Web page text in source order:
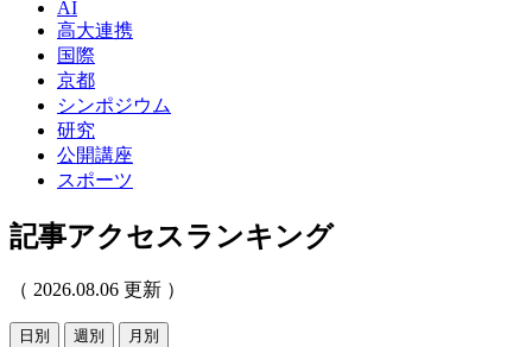
AI
高大連携
国際
京都
シンポジウム
研究
公開講座
スポーツ
記事アクセスランキング
（ 2026.08.06 更新 ）
日別 週別 月別